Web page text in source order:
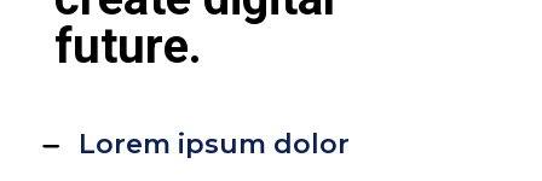
future.
Lorem ipsum dolor